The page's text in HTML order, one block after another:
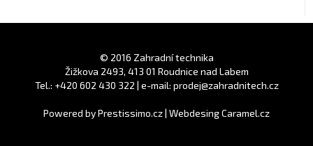
© 2016 Zahradní technika
Žižkova 2493, 413 01 Roudnice nad Labem
Tel.: +420 602 430 322 | e-mail: prodej@zahradnitech.cz
Powered byPrestissimo.cz| Webdesing Caramel.cz